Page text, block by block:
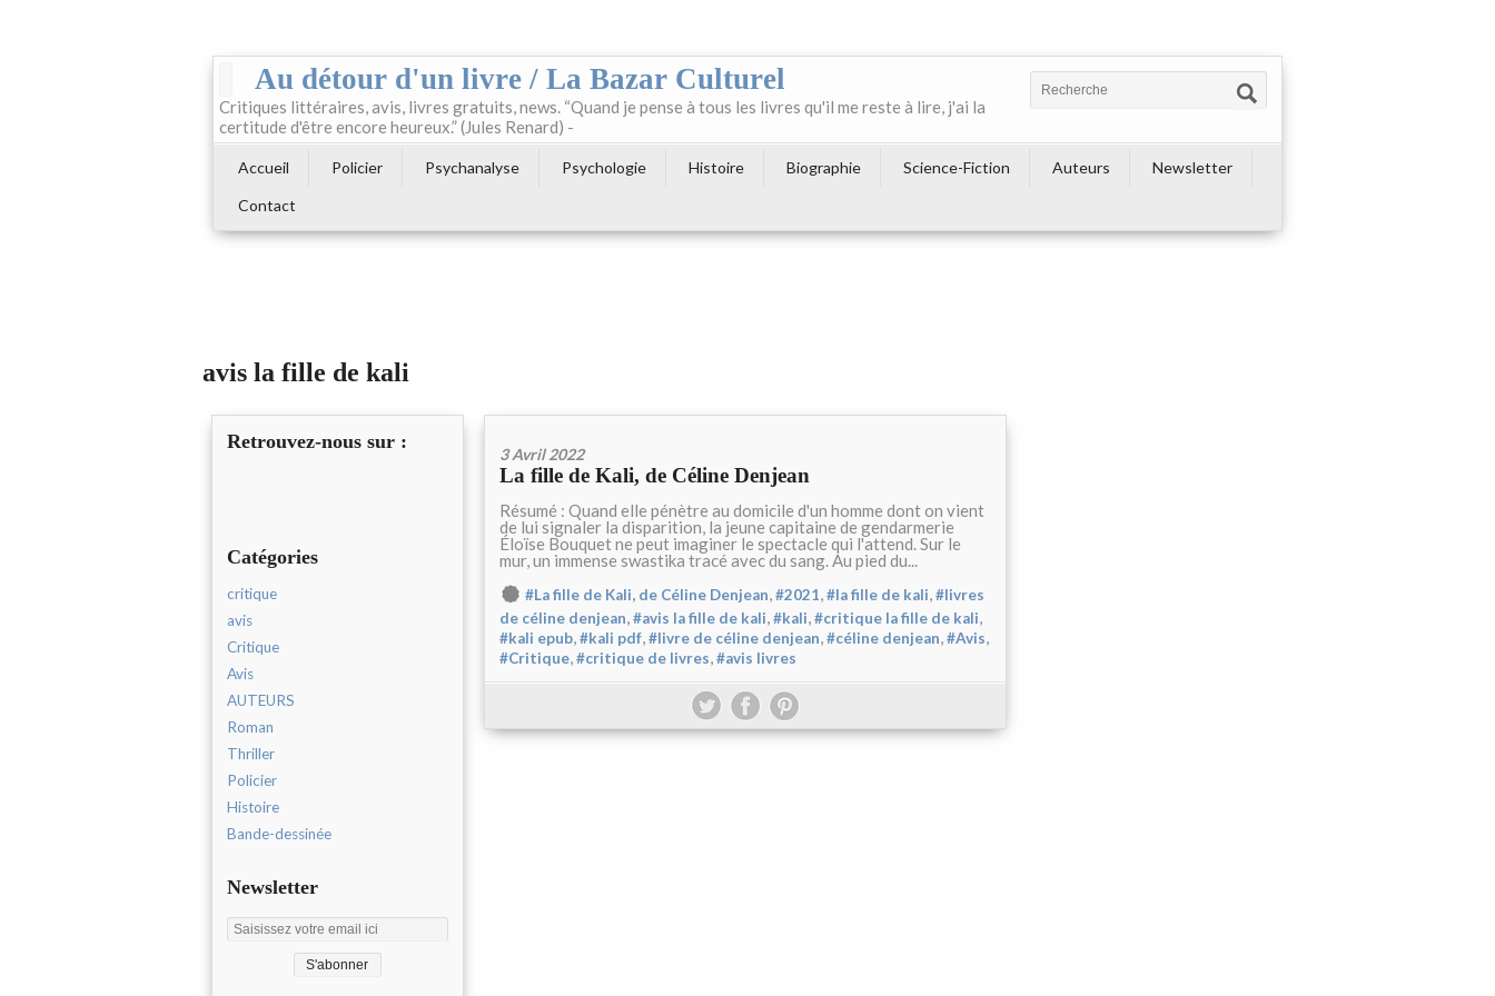
Au détour d'un livre / La Bazar Culturel
Critiques littéraires, avis, livres gratuits, news. “Quand je pense à tous les livres qu'il me reste à lire, j'ai la
certitude d'être encore heureux.” (Jules Renard) -
Accueil Policier Psychanalyse Psychologie Histoire Biographie Science-Fiction Auteurs
Newsletter
Contact
avis la fille de kali
Retrouvez-nous sur :
Catégories
critique
avis
Critique
Avis
AUTEURS
Roman
Thriller
Policier
Histoire
Bande-dessinée
Newsletter
3 Avril 2022
La fille de Kali, de Céline Denjean
Résumé : Quand elle pénètre au domicile d'un homme dont on vient
de lui signaler la disparition, la jeune capitaine de gendarmerie
Éloïse Bouquet ne peut imaginer le spectacle qui l'attend. Sur le
mur, un immense swastika tracé avec du sang. Au pied du...
#La fille de Kali, de Céline Denjean,#2021,#la fille de kali,#livres
de céline denjean,#avis la fille de kali,#kali,#critique la fille de kali,
#kali epub,#kali pdf,#livre de céline denjean,#céline denjean,#Avis,
#Critique,#critique de livres,#avis livres